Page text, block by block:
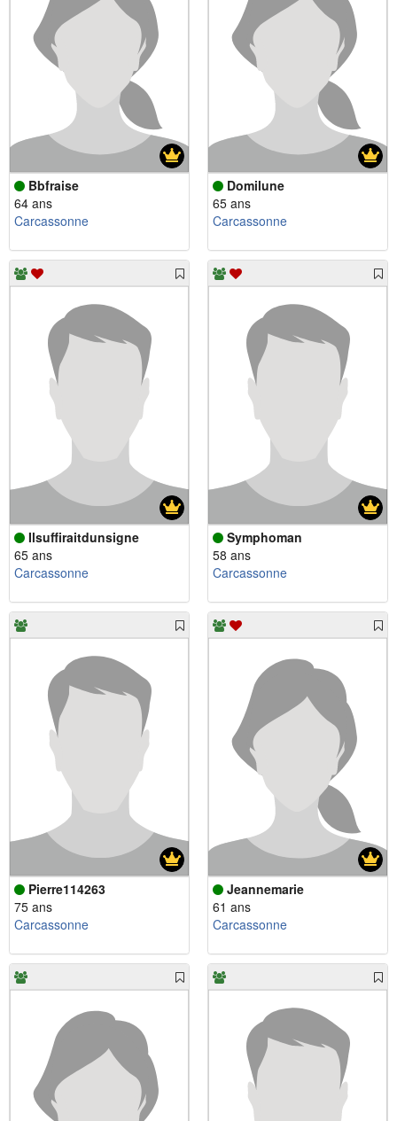
Bbfraise
64 ans
Carcassonne
Domilune
65 ans
Carcassonne
Ilsuffiraitdunsigne
65 ans
Carcassonne
Symphoman
58 ans
Carcassonne
Pierre114263
75 ans
Carcassonne
Jeannemarie
61 ans
Carcassonne